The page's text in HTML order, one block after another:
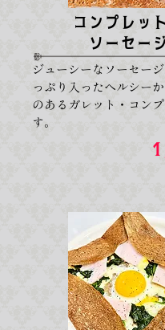
コンプレッ
ソーセー
ジューシーなソーセー
っぷり入ったヘルシー
のあるガレット・コン
す。